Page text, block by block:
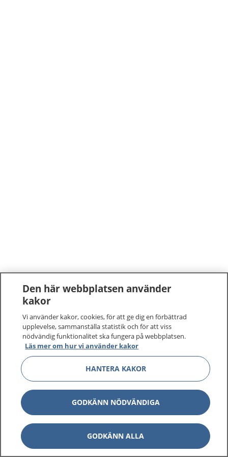
Den här webbplatsen använder
kakor
Vi använder kakor, cookies, för att ge dig en förbättrad
upplevelse, sammanställa statistik och för att viss
nödvändig funktionalitet ska fungera på webbplatsen.
Läs mer om hur vi använder kakor
HANTERA KAKOR
GODKÄNN NÖDVÄNDIGA
GODKÄNN ALLA